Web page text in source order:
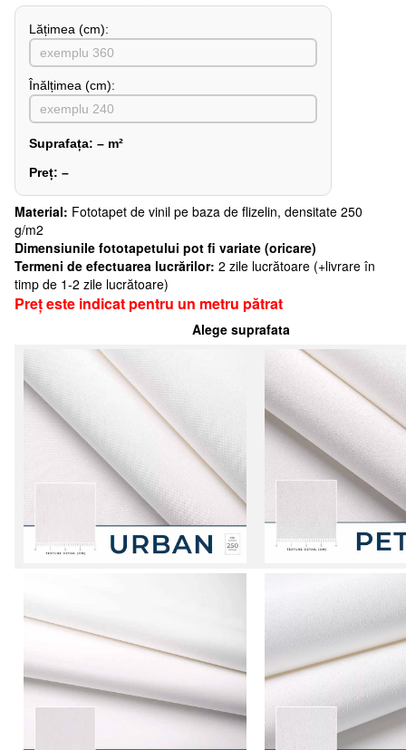
Lățimea (сm):
Înălțimea (cm):
Suprafața: – m²
Preț: –
Material: Fototapet de vinil pe baza de flizelin, densitate 250
g/m2
Dimensiunile fototapetului pot fi variate (oricare)
Termeni de efectuarea lucrărilor: 2 zile lucrătoare (+livrare în
timp de 1-2 zile lucrătoare)
Preț este indicat pentru un metru pătrat
Alege suprafata